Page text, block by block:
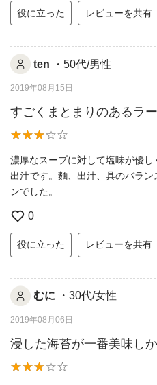
役に立った レビューを共有
ten ・50代/男性
2019年08月15日
すごくまとまりのあるラ
濃厚なスープに対して塩味が優
出汁です。麵、出汁、具のバラ
ンでした。
0
役に立った レビューを共有
むに ・30代/女性
2019年08月06日
浸した海苔が一番美味し